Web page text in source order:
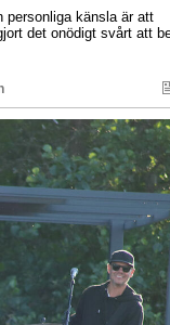
personliga känsla är att
det onödigt svårt att